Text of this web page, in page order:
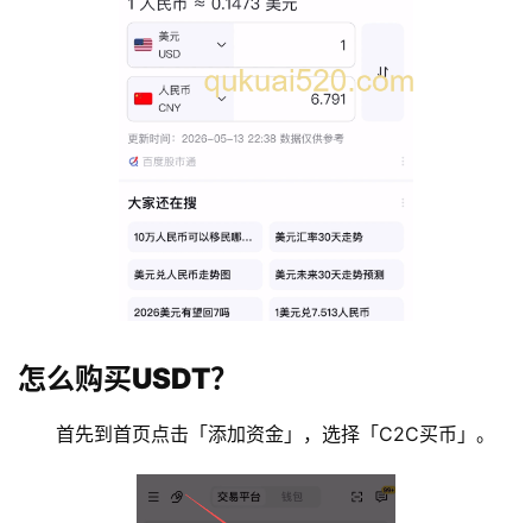
怎么购买USDT？
首先到首页点击「添加资金」，选择「C2C买币」。